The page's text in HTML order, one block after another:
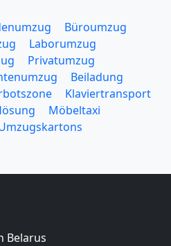
Büroumzug
Laborumzug
Privatumzug
Beiladung
Klaviertransport
Möbeltaxi
Belarus